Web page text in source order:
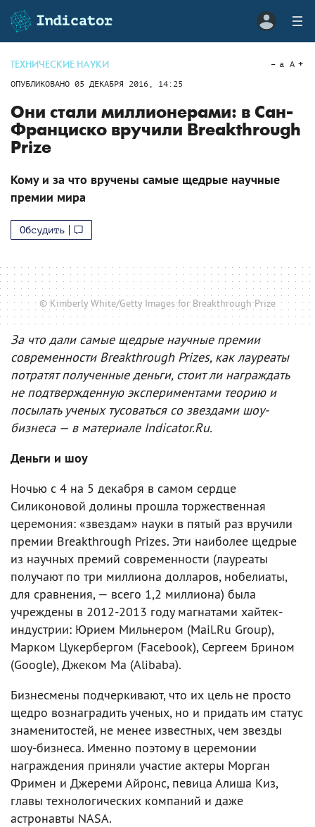
ТЕХНИЧЕСКИЕ НАУКИ
ОПУБЛИКОВАНО 05 ДЕКАБРЯ 2016, 14:25
a A
Они стали миллионерами: в Сан-
Франциско вручили Breakthrough
Prize
Кому и за что вручены самые щедрые научные
премии мира
Обсудить
© Kimberly White/Getty Images for Breakthrough Prize
За что дали самые щедрые научные премии
современности Breakthrough Prizes, как лауреаты
потратят полученные деньги, стоит ли награждать
не подтвержденную экспериментами теорию и
посылать ученых тусоваться со звездами шоу-
бизнеса — в материале Indicator.Ru.
Деньги и шоу
Ночью с 4 на 5 декабря в самом сердце
Силиконовой долины прошла торжественная
церемония: «звездам» науки в пятый раз вручили
премии Breakthrough Prizes. Эти наиболее щедрые
из научных премий современности (лауреаты
получают по три миллиона долларов, нобелиаты,
для сравнения, — всего 1,2 миллиона) была
учреждены в 2012-2013 году магнатами хайтек-
индустрии: Юрием Мильнером (Mail.Ru Group),
Марком Цукербергом (Facebook), Сергеем Брином
(Google), Джеком Ма (Alibaba).
Бизнесмены подчеркивают, что их цель не просто
щедро вознаградить ученых, но и придать им статус
знаменитостей, не менее известных, чем звезды
шоу-бизнеса. Именно поэтому в церемонии
награждения приняли участие актеры Морган
Фримен и Джереми Айронс, певица Алиша Киз,
главы технологических компаний и даже
астронавты NASA.